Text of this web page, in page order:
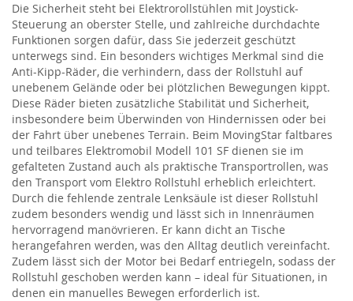
Die Sicherheit steht bei Elektrorollstühlen mit Joystick-
Steuerung an oberster Stelle, und zahlreiche durchdachte
Funktionen sorgen dafür, dass Sie jederzeit geschützt
unterwegs sind. Ein besonders wichtiges Merkmal sind die
Anti-Kipp-Räder, die verhindern, dass der Rollstuhl auf
unebenem Gelände oder bei plötzlichen Bewegungen kippt.
Diese Räder bieten zusätzliche Stabilität und Sicherheit,
insbesondere beim Überwinden von Hindernissen oder bei
der Fahrt über unebenes Terrain. Beim MovingStar faltbares
und teilbares Elektromobil Modell 101 SF dienen sie im
gefalteten Zustand auch als praktische Transportrollen, was
den Transport vom Elektro Rollstuhl erheblich erleichtert.
Durch die fehlende zentrale Lenksäule ist dieser Rollstuhl
zudem besonders wendig und lässt sich in Innenräumen
hervorragend manövrieren. Er kann dicht an Tische
herangefahren werden, was den Alltag deutlich vereinfacht.
Zudem lässt sich der Motor bei Bedarf entriegeln, sodass der
Rollstuhl geschoben werden kann – ideal für Situationen, in
denen ein manuelles Bewegen erforderlich ist.